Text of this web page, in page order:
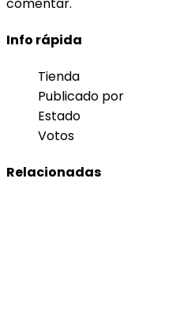
Info rápida
Tienda
Publicado por
Estado
Votos
Relacionadas